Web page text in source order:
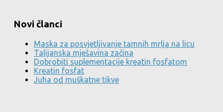
Novi članci
Maska za posvjetljivanje tamnih mrlja na licu
Talijanska mješavina začina
Dobrobiti suplementacije kreatin fosfatom
Kreatin fosfat
Juha od muškatne tikve